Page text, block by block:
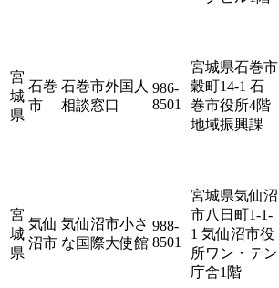
宮
城
県
石巻
市
石巻市外国人
相談窓口
986-
8501
宮城県石巻市
穀町14-1 石
巻市役所4階
地域振興課
宮
城
県
気仙
沼市
気仙沼市小さ
な国際大使館
988-
8501
宮城県気仙沼
市八日町1-1-
1 気仙沼市役
所ワン・テン
庁舎1階